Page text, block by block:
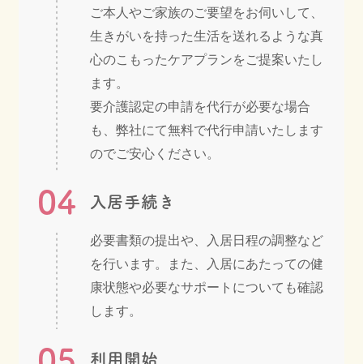
ご本人やご家族のご要望をお伺いして、
生きがいを持った生活を送れるような真
心のこもったケアプランをご提案いたし
ます。
要介護認定の申請を代行が必要な場合
も、弊社にて無料で代行申請いたします
のでご安心ください。
04 入居手続き
必要書類の提出や、入居日程の調整など
を行います。また、入居にあたっての健
康状態や必要なサポートについても確認
します。
利用開始